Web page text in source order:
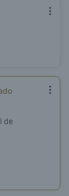
de